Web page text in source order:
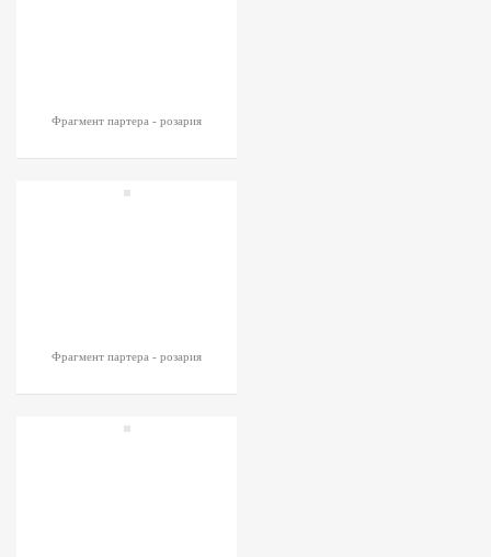
Фрагмент партера - розария
Фрагмент партера - розария